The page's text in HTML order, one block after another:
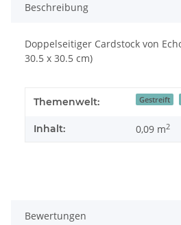
Beschreibung
Doppelseitiger Cardstock von
30.5 x 30.5 cm)
Themenwelt: Gestreift
Inhalt: 0,09 m2
Bewertungen